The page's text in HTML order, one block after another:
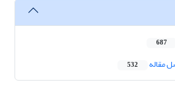
687
مقاله 532